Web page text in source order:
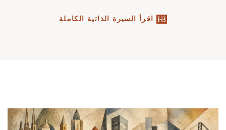
اقرأ السيرة الذاتية الكاملة